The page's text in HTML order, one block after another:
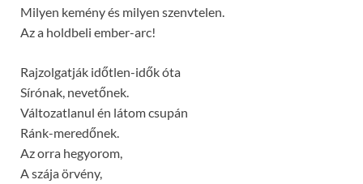
Milyen kemény és milyen szenvtelen.
Az a holdbeli ember-arc!
Rajzolgatják időtlen-idők óta
Sírónak, nevetőnek.
Változatlanul én látom csupán
Ránk-meredőnek.
Az orra hegyorom,
A szája örvény,